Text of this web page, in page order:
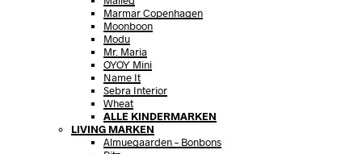
Marmar Copenhagen
Moonboon
Modu
Mr. Maria
OYOY Mini
Name It
Sebra Interior
Wheat
ALLE KINDERMARKEN
LIVING MARKEN
Almuegaarden – Bonbons